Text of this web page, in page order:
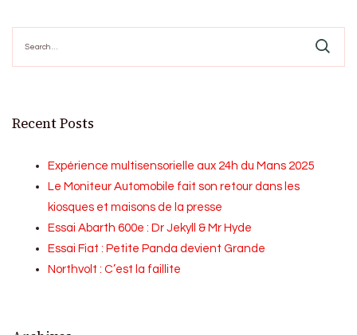
for:
Recent Posts
Expérience multisensorielle aux 24h du Mans 2025
Le Moniteur Automobile fait son retour dans les
kiosques et maisons de la presse
Essai Abarth 600e : Dr Jekyll & Mr Hyde
Essai Fiat : Petite Panda devient Grande
Northvolt : C’est la faillite